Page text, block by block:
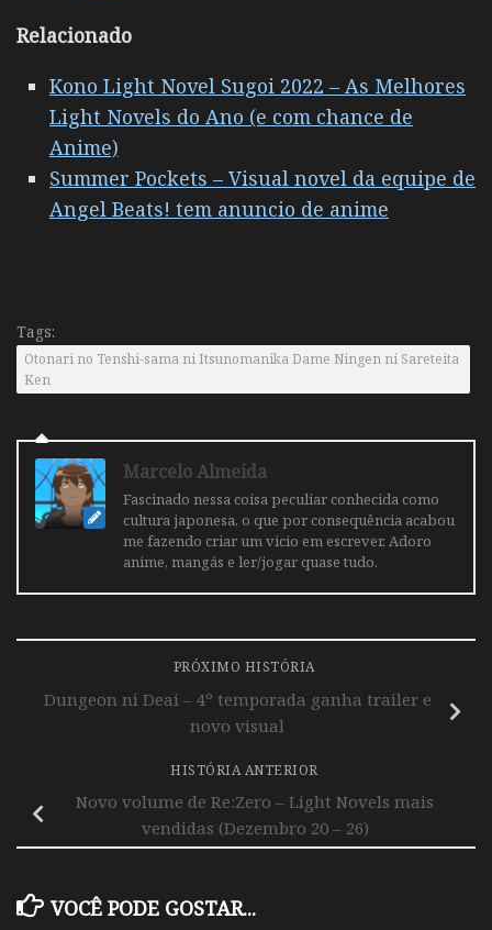
Relacionado
Kono Light Novel Sugoi 2022 – As Melhores
Light Novels do Ano (e com chance de
Anime)
Summer Pockets – Visual novel da equipe de
Angel Beats! tem anuncio de anime
Tags:
Otonari no Tenshi-sama ni Itsunomanika Dame Ningen ni Sareteita
Ken
Marcelo Almeida
Fascinado nessa coisa peculiar conhecida como
cultura japonesa, o que por consequência acabou
me fazendo criar um vicio em escrever. Adoro
anime, mangás e ler/jogar quase tudo.
PRÓXIMO HISTÓRIA
Dungeon ni Deai – 4º temporada ganha trailer e
novo visual
HISTÓRIA ANTERIOR
Novo volume de Re:Zero – Light Novels mais
vendidas (Dezembro 20 – 26)
VOCÊ PODE GOSTAR...